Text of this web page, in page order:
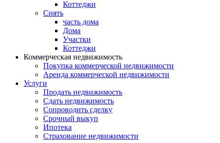
Коттеджи
Снять
часть дома
Дома
Участки
Коттеджи
Коммерческая недвижимость
Покупка коммерческой недвижимости
Аренда коммерческой недвижимости
Услуги
Продать недвижимость
Сдать недвижимость
Сопроводить сделку
Срочный выкуп
Ипотека
Страхование недвижимости